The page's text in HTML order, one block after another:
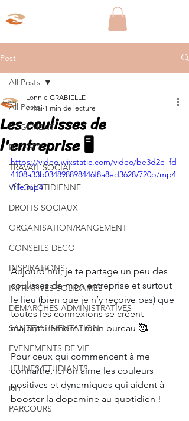
Post
All Posts
LOGEMENT
BUDGET
TRAVAIL SOCIAL
VIE QUOTIDIENNE
DROITS SOCIAUX
ORGANISATION/RANGEMENT
CONSEILS DECO
INSPIRATIONS
INITIATIVES SOLIDAIRES
DEMARCHES ADMINISTRATIVES
SANTE/ALIMENTATION
EVENEMENTS DE VIE
JEUNES/ETUDIANTS
DIY
PARCOURS
All Posts
Les coulisses de
l'entreprise 🖥️
Lonnie GRABIELLE
7 mai 1 min de lecture
https://video.wixstatic.com/video/be3d2e_fd
4108a33b034898898446f8a8ed3628/720p/mp4
/file.mp4
Aujourd'hui, je te partage un peu des
coulisses de mon entreprise et surtout
le lieu (bien que je n’y reçoive pas) que
toutes les connexions se créent
majoritairement : mon bureau 🥰
Pour ceux qui commencent à me
connaître, ici on aime les couleurs
positives et dynamiques qui aident à
booster la dopamine au quotidien !